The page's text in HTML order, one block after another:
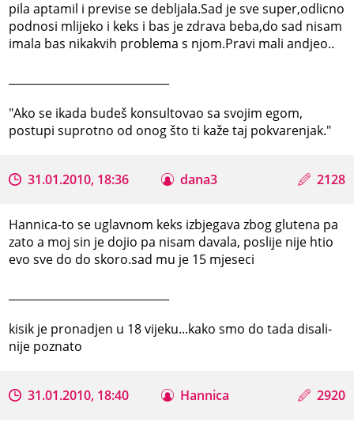
pila aptamil i previse se debljala.Sad je sve super,odlicno
podnosi mlijeko i keks i bas je zdrava beba,do sad nisam
imala bas nikakvih problema s njom.Pravi mali andjeo..
"Ako se ikada budeš konsultovao sa svojim egom,
postupi suprotno od onog što ti kaže taj pokvarenjak."
31.01.2010, 18:36 dana3 2128
Hannica-to se uglavnom keks izbjegava zbog glutena pa
zato a moj sin je dojio pa nisam davala, poslije nije htio
evo sve do do skoro.sad mu je 15 mjeseci
kisik je pronadjen u 18 vijeku...kako smo do tada disali-
nije poznato
31.01.2010, 18:40 Hannica 2920